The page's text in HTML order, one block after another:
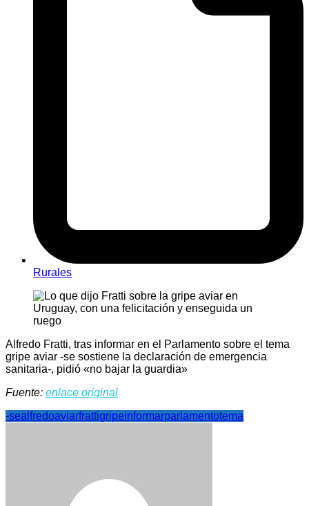
Rurales
Alfredo Fratti, tras informar en el Parlamento sobre el tema
gripe aviar -se sostiene la declaración de emergencia
sanitaria-, pidió «no bajar la guardia»
Fuente: enlace original
-sealfredoaviarfrattigripeinformarparlamentotema